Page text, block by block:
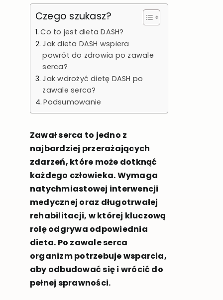
Czego szukasz?
Co to jest dieta DASH?
Jak dieta DASH wspiera
powrót do zdrowia po zawale
serca?
Jak wdrożyć dietę DASH po
zawale serca?
Podsumowanie
Zawał serca to jedno z
najbardziej przerażających
zdarzeń, które może dotknąć
każdego człowieka. Wymaga
natychmiastowej interwencji
medycznej oraz długotrwałej
rehabilitacji, w której kluczową
rolę odgrywa odpowiednia
dieta. Po zawale serca
organizm potrzebuje wsparcia,
aby odbudować się i wrócić do
pełnej sprawności.